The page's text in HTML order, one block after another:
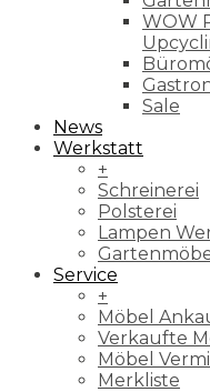
WOW
Sale
News
Werkstatt
+
Schreinerei
Polsterei
Lampen
Service
+
Möbel
Verkaufte
Möbel
Merkliste